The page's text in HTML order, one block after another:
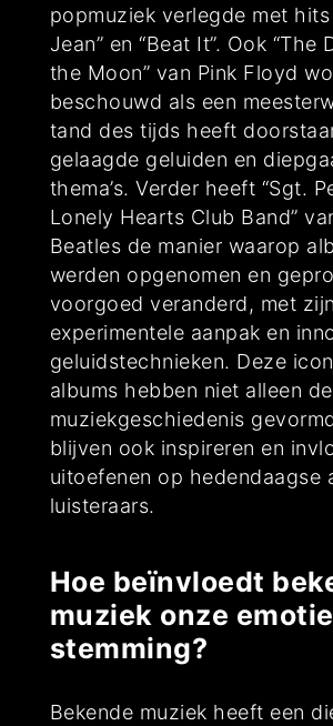
popmuziek verlegde met hits
Jean” en “Beat It”. Ook “The
the Moon” van Pink Floyd
beschouwd als een
tand des tijds heeft
gelaagde geluiden en
thema’s. Verder heeft “Sgt.
Lonely Hearts Club Band”
Beatles de manier waarop
werden opgenomen en
voorgoed veranderd, met zijn
experimentele aanpak en
geluidstechnieken. Deze
albums hebben niet alleen de
muziekgeschiedenis
blijven ook inspireren en
uitoefenen op hedendaagse
luisteraars.
Hoe beïnvloedt
muziek onze
stemming?
Bekende muziek heeft een